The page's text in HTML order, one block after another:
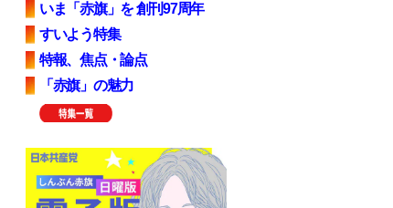
いま「赤旗」を 創刊97周年
すいよう特集
特報、焦点・論点
「赤旗」の魅力